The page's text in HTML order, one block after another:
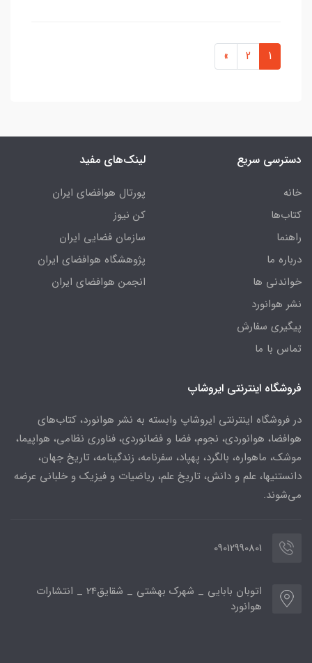
1
2
»
دسترسی سریع
خانه
کتاب‌ها
راهنما
درباره ما
خواندنی ها
نشر هوانورد
پیگیری سفارش
تماس با ما
لینک‌های مفید
پورتال هوافضای ایران
کن نیوز
سازمان فضایی ایران
پژوهشگاه هوافضای ایران
انجمن هوافضای ایران
فروشگاه اینترنتی ایروشاپ
در فروشگاه اینترنتی ایروشاپ وابسته به نشر هوانورد، کتاب‌های
هوافضا، هوانوردی، نجوم، فضا و فضانوردی، فناوری نظامی، هواپیما،
موشک، ماهواره، بالگرد، پهپاد، سفرنامه، زندگینامه، تاریخ جهان،
دانستنیها، علم و دانش، تاریخ علم، ریاضیات و فیزیک و خلبانی عرضه
می‌شوند.
09012990801
اتوبان بابایی _ شهرک بهشتی _ شقایق24 _ انتشارات
هوانورد